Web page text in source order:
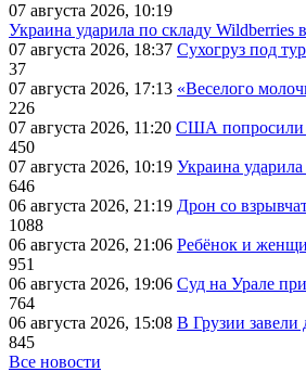
07 августа 2026, 10:19
Украина ударила по складу Wildberries
07 августа 2026, 18:37 Сухогруз под
37
07 августа 2026, 17:13 «Веселого
226
07 августа 2026, 11:20 США попросили
450
07 августа 2026, 10:19 Украина
646
06 августа 2026, 21:19 Дрон со
1088
06 августа 2026, 21:06 Ребёнок и
951
06 августа 2026, 19:06 Суд на Урале
764
06 августа 2026, 15:08 В Грузии завели
845
Все новости